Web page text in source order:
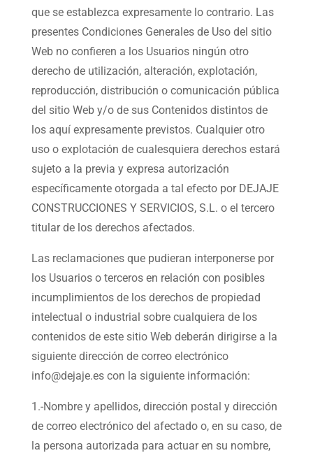
que se establezca expresamente lo contrario. Las
presentes Condiciones Generales de Uso del sitio
Web no confieren a los Usuarios ningún otro
derecho de utilización, alteración, explotación,
reproducción, distribución o comunicación pública
del sitio Web y/o de sus Contenidos distintos de
los aquí expresamente previstos. Cualquier otro
uso o explotación de cualesquiera derechos estará
sujeto a la previa y expresa autorización
específicamente otorgada a tal efecto por DEJAJE
CONSTRUCCIONES Y SERVICIOS, S.L. o el tercero
titular de los derechos afectados.
Las reclamaciones que pudieran interponerse por
los Usuarios o terceros en relación con posibles
incumplimientos de los derechos de propiedad
intelectual o industrial sobre cualquiera de los
contenidos de este sitio Web deberán dirigirse a la
siguiente dirección de correo electrónico
info@dejaje.es con la siguiente información:
1.-Nombre y apellidos, dirección postal y dirección
de correo electrónico del afectado o, en su caso, de
la persona autorizada para actuar en su nombre,